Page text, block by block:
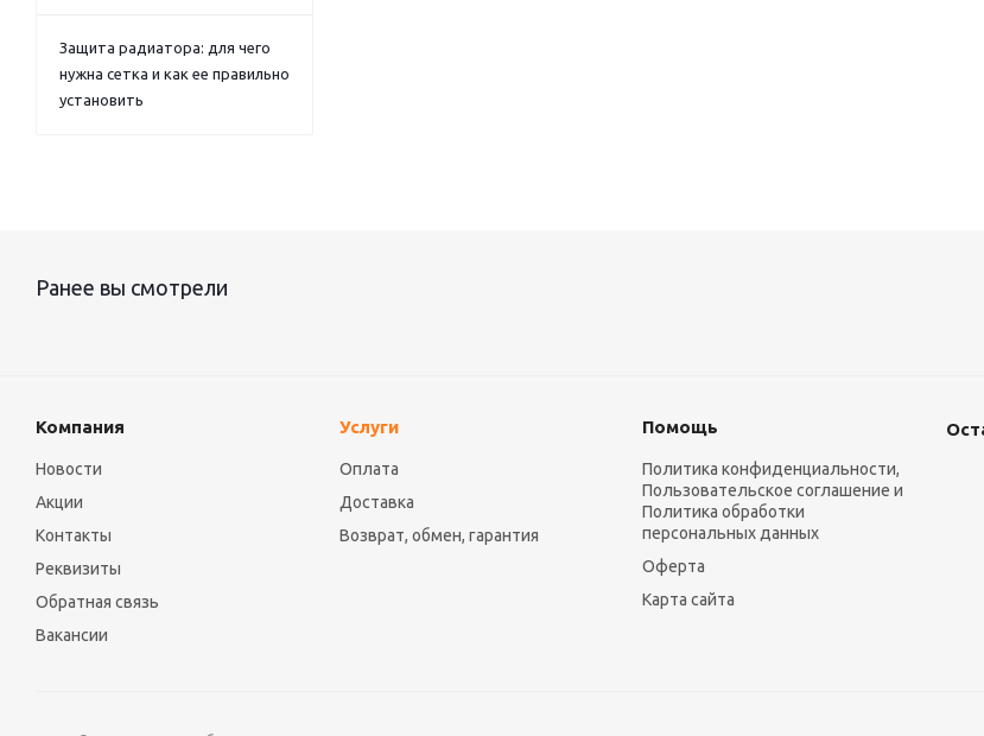
Защита радиатора: для чего
нужна сетка и как ее правильно
установить
Ранее вы смотрели
Компания
Новости
Акции
Контакты
Реквизиты
Обратная связь
Вакансии
Услуги
Оплата
Доставка
Возврат, обмен, гарантия
Помощь
Политика конфиденциальности,
Пользовательское соглашение и
Политика обработки
персональных данных
Оферта
Карта сайта